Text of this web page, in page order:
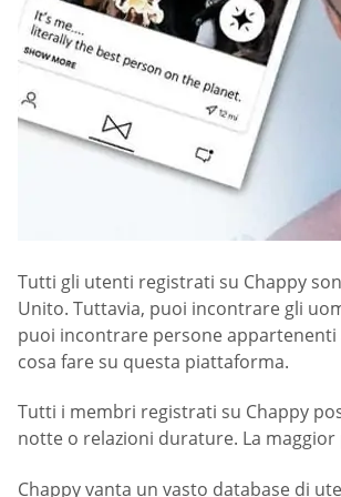
Tutti gli utenti registrati su Chappy
Unito. Tuttavia, puoi incontrare gli
puoi incontrare persone
cosa fare su questa piattaforma.
Tutti i membri registrati su Chappy
notte o relazioni durature. La
Chappy vanta un vasto database di